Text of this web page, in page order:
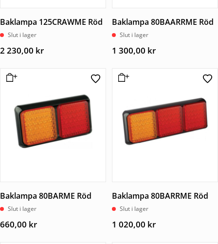
Baklampa 125CRAWME Röd
Slut i lager
2 230,00 kr
Baklampa 80BAARRME Röd
Slut i lager
1 300,00 kr
Baklampa 80BARME Röd
Slut i lager
660,00 kr
Baklampa 80BARRME Röd
Slut i lager
1 020,00 kr